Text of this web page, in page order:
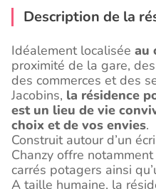
Description de la
Idéalement localisée au
proximité de la gare,
des commerces et des
Jacobins, la résidence
est un lieu de vie
choix et de vos envies.
Construit autour d’un
Chanzy offre
carrés potagers ainsi
A taille humaine, la